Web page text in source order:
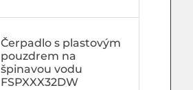
Čerpadlo s plastovým
pouzdrem na
špinavou vodu
FSPXXX32DW